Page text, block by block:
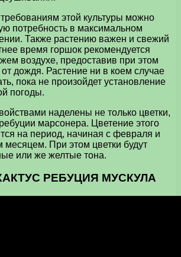
этой культуры можно
потребность в максимальном
Также растению важен и свежий
время горшок рекомендуется
воздухе, предоставив при этом
дождя. Растение ни в коем случае
пока не произойдет установление
погоды.
наделены не только цветки,
марсонера. Цветение этого
на период, начиная с февраля и
месяцем. При этом цветки будут
или же желтые тона.
РЕБУЦИЯ МУСКУЛА